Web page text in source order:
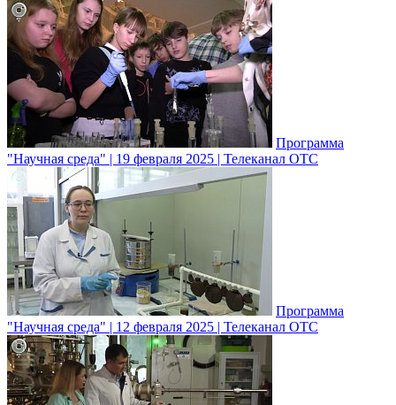
Программа
"Научная среда" | 19 февраля 2025 | Телеканал ОТС
Программа
"Научная среда" | 12 февраля 2025 | Телеканал ОТС